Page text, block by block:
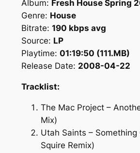
Album: Fresh House Spring
Genre: House
Bitrate: 190 kbps avg
Source: LP
Playtime: 01:19:50 (111.MB)
Release Date: 2008-04-22
Tracklist:
The Mac Project –
Mix)
Utah Saints – Something
Squire Remix)